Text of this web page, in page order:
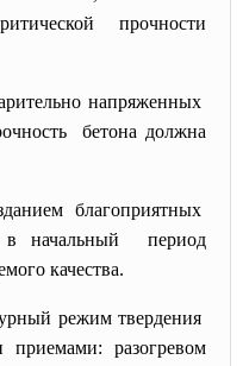
прочности
напряженных
бетона должна
благоприятных
в начальный период
качества.
режим твердения
приемами: разогревом